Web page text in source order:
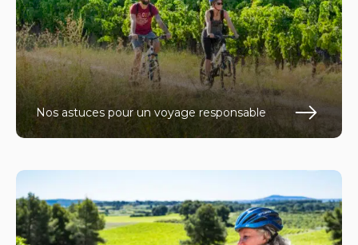
Nos astuces pour un voyage responsable